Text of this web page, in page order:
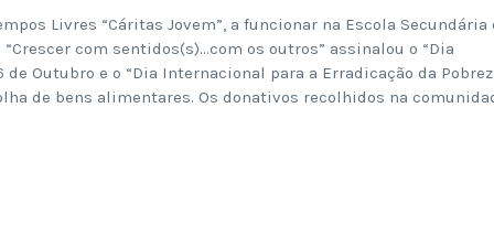
Livres “Cáritas Jovem”, a funcionar na Escola Secundária
com sentidos(s)…com os outros” assinalou o “Dia
Outubro e o “Dia Internacional para a Erradicação da
de bens alimentares. Os donativos recolhidos na